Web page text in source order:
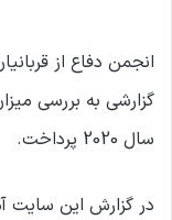
انجمن دفاع از
گزارشی به بررسی
سال 2020 پرداخت.
در گزارش این سایت